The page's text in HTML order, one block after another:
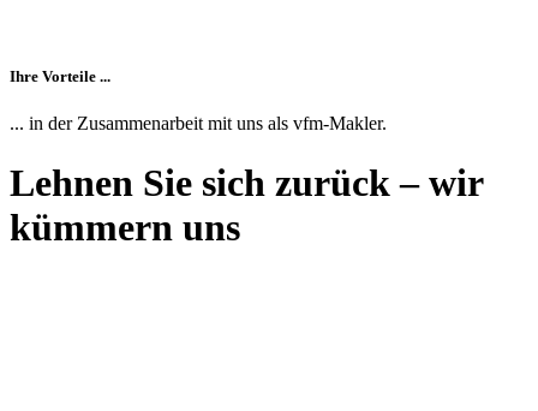
Ihre Vorteile ...
... in der Zusammenarbeit mit uns als vfm-Makler.
Lehnen Sie sich zurück – wir
kümmern uns